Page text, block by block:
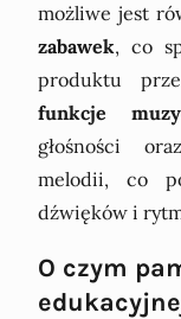
możliwe jest
zabawek, co
produktu
funkcje
głośności
melodii, co
dźwięków i
O czym